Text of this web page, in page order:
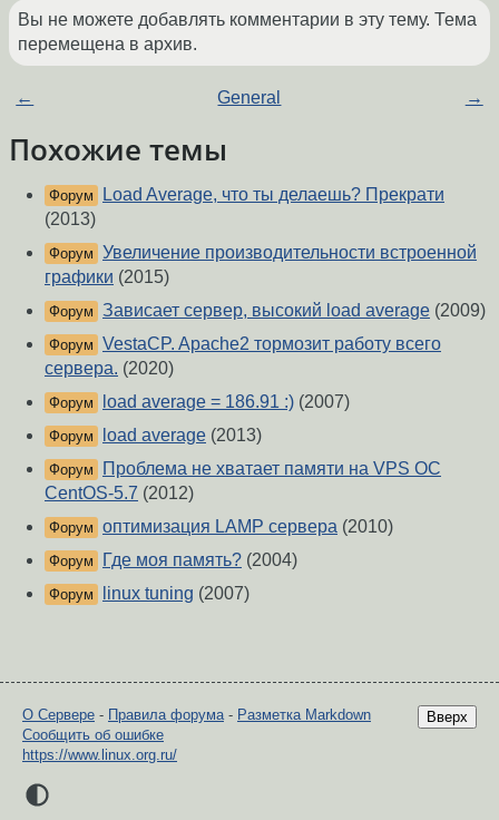
Вы не можете добавлять комментарии в эту тему. Тема
перемещена в архив.
← General →
Похожие темы
Форум
Load Average, что ты делаешь? Прекрати
(2013)
Форум Увеличение производительности встроенной
графики (2015)
Форум Зависает сервер, высокий load average (2009)
Форум VestaCP. Apache2 тормозит работу всего
сервера. (2020)
Форум load average = 186.91 :) (2007)
Форум load average (2013)
Форум
Проблема не хватает памяти на VPS ОС
CentOS-5.7 (2012)
Форум оптимизация LAMP сервера (2010)
Форум Где моя память? (2004)
Форум linux tuning (2007)
Вверх
О Сервере - Правила форума- Разметка Markdown
Сообщить об ошибке
https://www.linux.org.ru/